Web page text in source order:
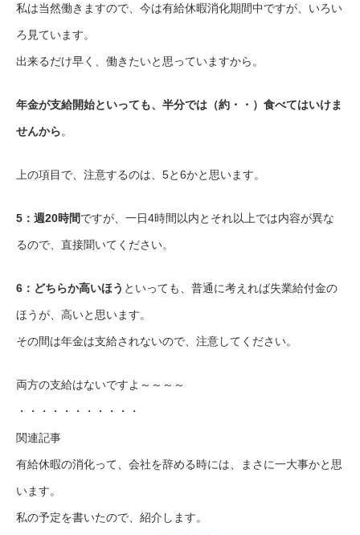
私は当然働きますので、今は有給休暇消化期間中ですが、いろい
ろ見ています。
出来るだけ早く、働きたいと思っていますから。
年金が支給開始といっても、半分では（約・・）食べてはいけま
せんから。
上の項目で、注意するのは、5と6かと思います。
5：週20時間ですが、一日4時間以内とそれ以上では内容が異な
るので、直接聞いてください。
6：どちらか高いほう といっても、普通に考えれば失業給付金の
ほうが、高いと思います。
その間は年金は支給されないので、注意してください。
両方の支給はないですよ～～～～
・・・・・・・・・・・
関連記事
有給休暇の消化って、会社を辞める時には、まさに一大事かと思
います。
私の予定を書いたので、紹介します。